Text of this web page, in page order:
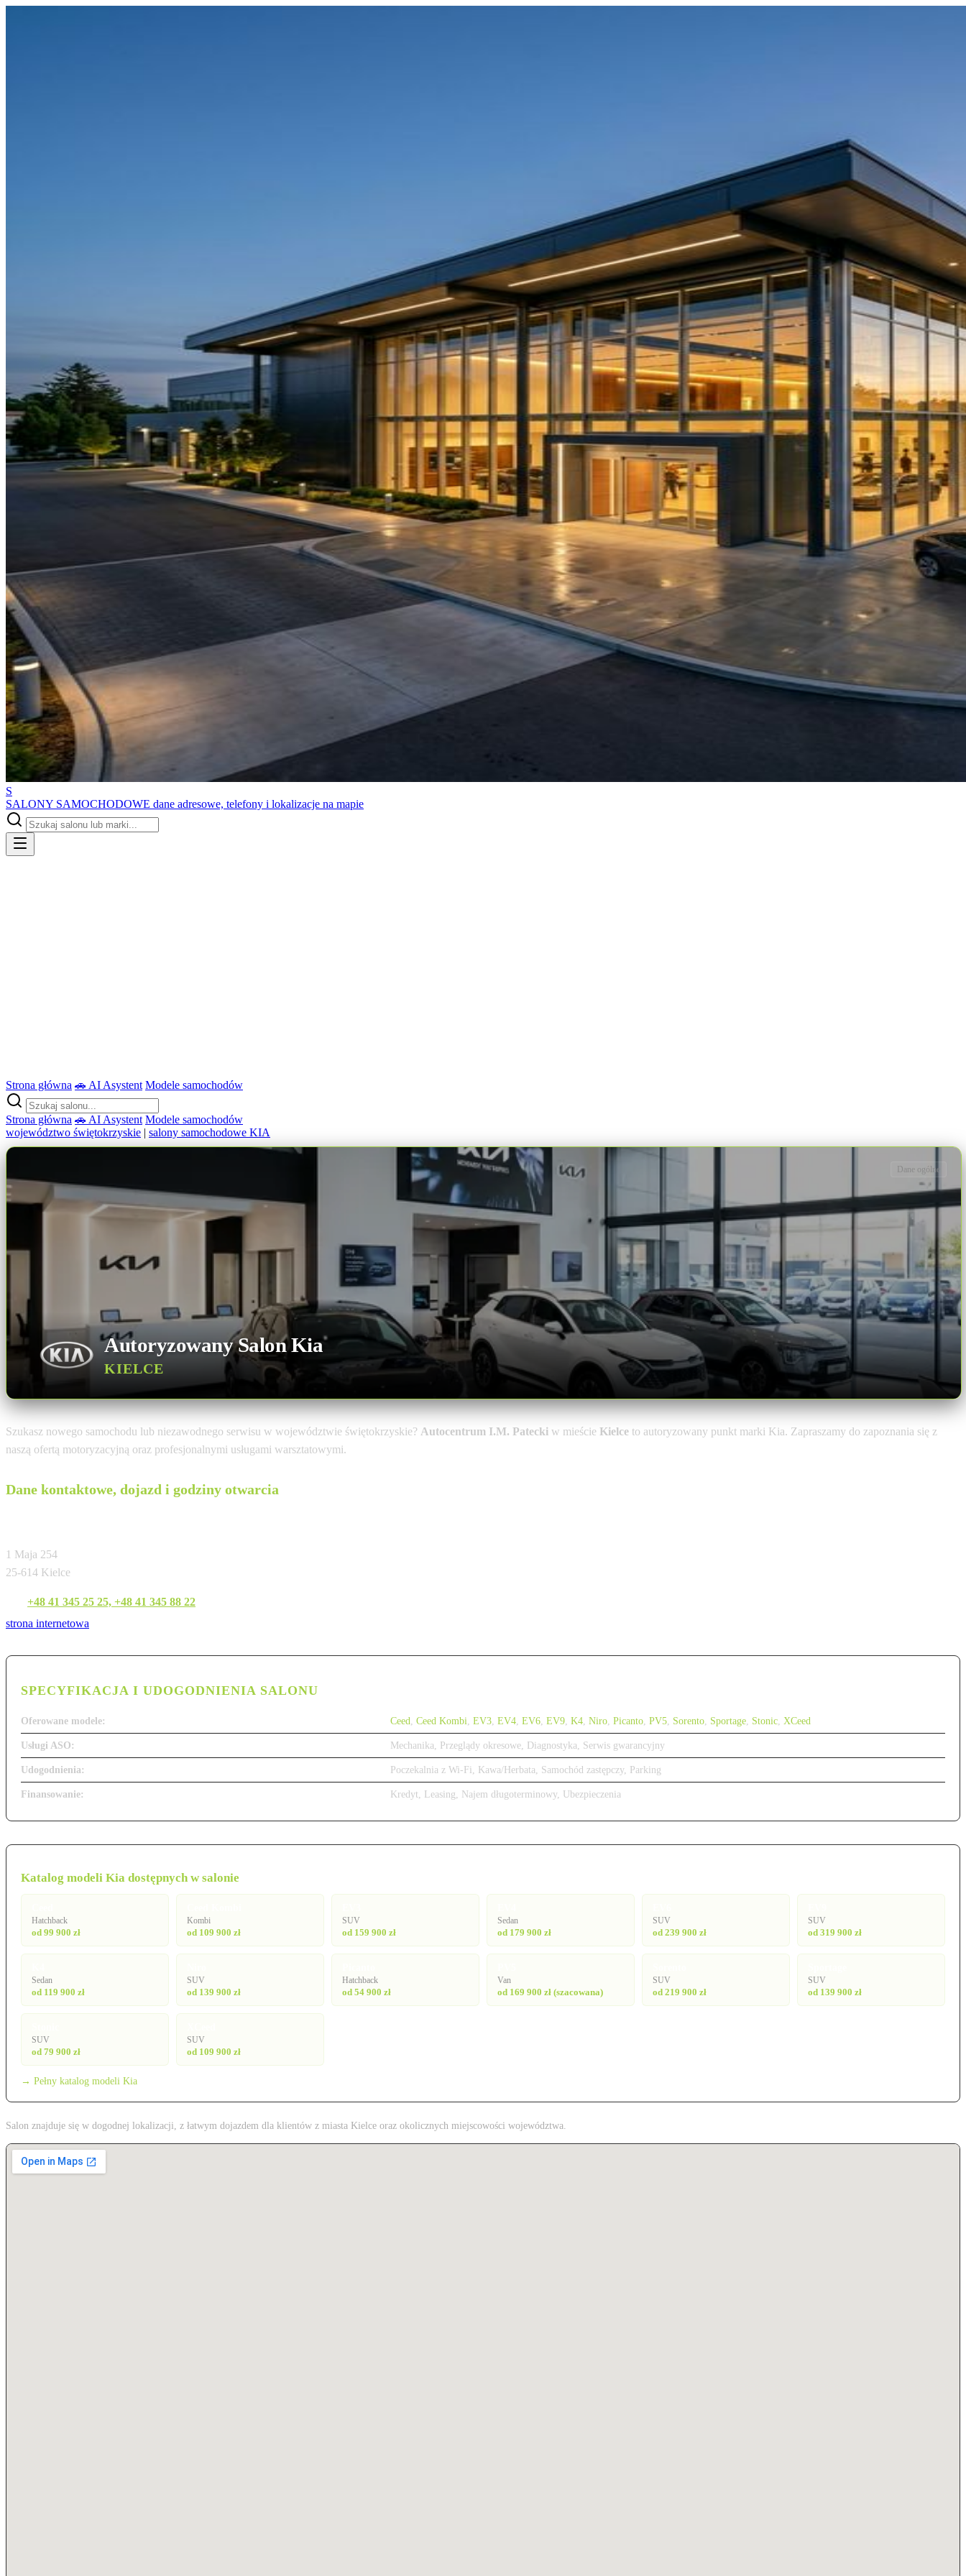
S
SALONY SAMOCHODOWE dane adresowe, telefony i lokalizacje na mapie
Strona główna 🚗 AI Asystent Modele samochodów
Strona główna 🚗 AI Asystent Modele samochodów
województwo świętokrzyskie | salony samochodowe KIA
Autoryzowany Salon Kia
KIELCE
Dane ogólne
Szukasz nowego samochodu lub niezawodnego serwisu w województwie świętokrzyskie? Autocentrum I.M. Patecki w mieście Kielce to autoryzowany punkt marki Kia. Zapraszamy do zapoznania się z
naszą ofertą motoryzacyjną oraz profesjonalnymi usługami warsztatowymi.
Dane kontaktowe, dojazd i godziny otwarcia
1 Maja 254
25-614 Kielce
+48 41 345 25 25, +48 41 345 88 22
strona internetowa
SPECYFIKACJA I UDOGODNIENIA SALONU
Oferowane modele: Ceed Ceed Kombi EV3 EV4 EV6 EV9 K4 Niro Picanto PV5 Sorento Sportage Stonic XCeed
Usługi ASO: Mechanika, Przeglądy okresowe, Diagnostyka, Serwis gwarancyjny
Udogodnienia: Poczekalnia z Wi-Fi, Kawa/Herbata, Samochód zastępczy, Parking
Finansowanie: Kredyt, Leasing, Najem długoterminowy, Ubezpieczenia
Katalog modeli Kia dostępnych w salonie
Hatchback
od 99 900 zł
Kombi
od 109 900 zł
SUV
od 159 900 zł
Sedan
od 179 900 zł
SUV
od 239 900 zł
SUV
od 319 900 zł
Sedan
od 119 900 zł
SUV
od 139 900 zł
Hatchback
od 54 900 zł
Van
od 169 900 zł (szacowana)
SUV
od 219 900 zł
SUV
od 139 900 zł
SUV
od 79 900 zł
SUV
od 109 900 zł
→ Pełny katalog modeli Kia
Salon znajduje się w dogodnej lokalizacji, z łatwym dojazdem dla klientów z miasta Kielce oraz okolicznych miejscowości województwa.